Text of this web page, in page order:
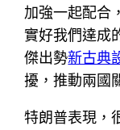
加強一起配合
實好我們達成
傑出勢新古典
擾，推動兩國
特朗普表現，